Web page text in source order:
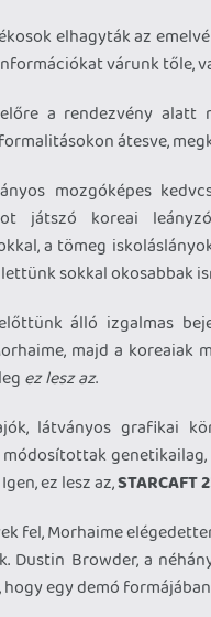
elhagyták az
várunk tőle,
a rendezvény alatt
átesve,
mozgóképes
ot játszó koreai
a tömeg
sokkal okosabbak
álló izgalmas
majd a koreaiak
ez lesz az.
látványos grafikai
ez lesz az,STARCAFT
fel, Morhaime
Dustin Browder, a
egy demó